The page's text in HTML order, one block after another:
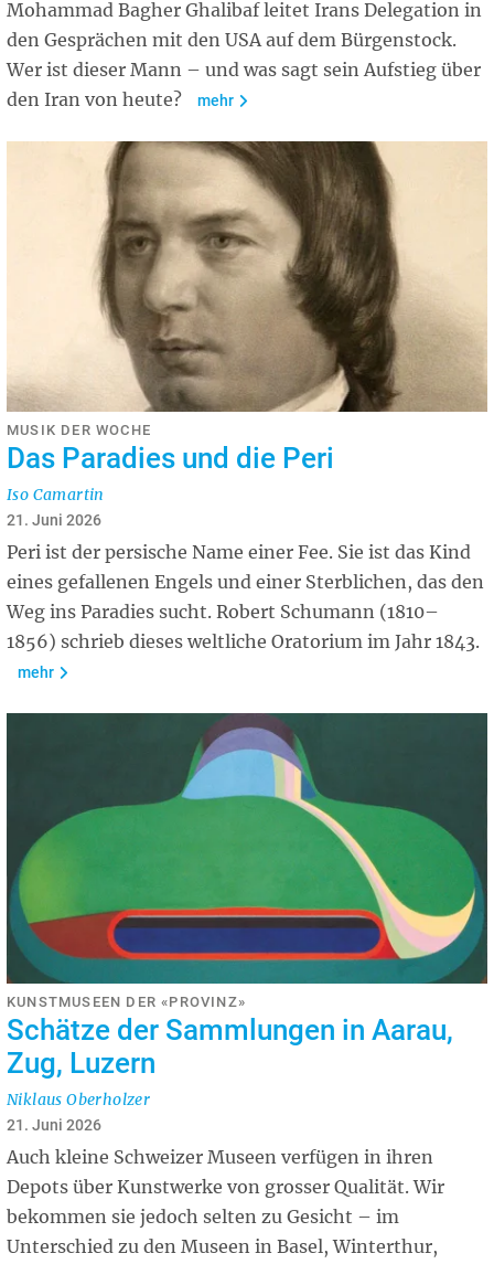
Mohammad Bagher Ghalibaf leitet Irans Delegation in
den Gesprächen mit den USA auf dem Bürgenstock.
Wer ist dieser Mann – und was sagt sein Aufstieg über
den Iran von heute?
mehr
MUSIK DER WOCHE
Das Paradies und die Peri
Iso Camartin
21. Juni 2026
Peri ist der persische Name einer Fee. Sie ist das Kind
eines gefallenen Engels und einer Sterblichen, das den
Weg ins Paradies sucht. Robert Schumann (1810–
1856) schrieb dieses weltliche Oratorium im Jahr 1843.
mehr
KUNSTMUSEEN DER «PROVINZ»
Schätze der Sammlungen in Aarau,
Zug, Luzern
Niklaus Oberholzer
21. Juni 2026
Auch kleine Schweizer Museen verfügen in ihren
Depots über Kunstwerke von grosser Qualität. Wir
bekommen sie jedoch selten zu Gesicht – im
Unterschied zu den Museen in Basel, Winterthur,